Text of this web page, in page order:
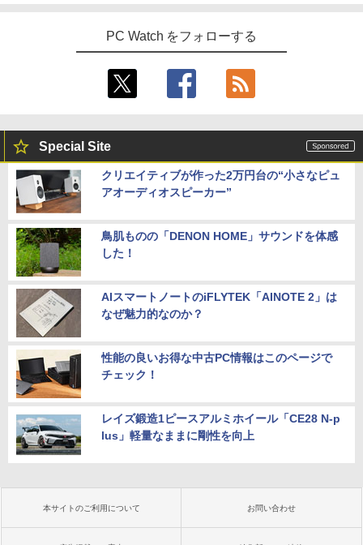
PC Watch をフォローする
Special Site
クリエイティブが作った2万円台の“小さなピュ
アオーディオスピーカー”
鳥肌ものの「DENON HOME」サウンドを体感
した！
AIスマートノートのiFLYTEK「AINOTE 2」は
なぜ魅力的なのか？
性能の良いお得な中古PC情報はこのページで
チェック！
レイズ鍛造1ピースアルミホイール「CE28 N-p
lus」軽量なままに剛性を向上
本サイトのご利用について お問い合わせ